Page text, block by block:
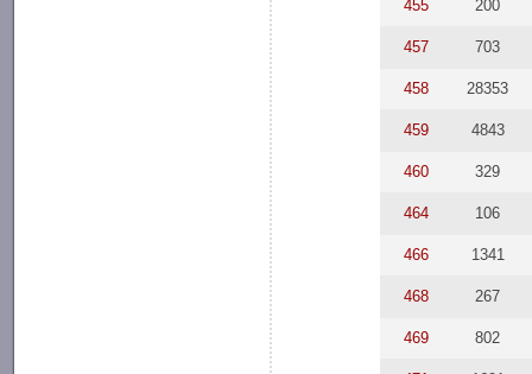
455 200
457 703
458 28353
459 4843
460 329
464 106
466 1341
468 267
469 802